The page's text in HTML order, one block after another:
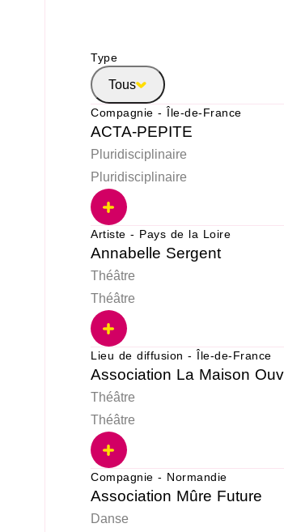
Type
Tous
Compagnie - Île-de-France
ACTA-PEPITE
Pluridisciplinaire
Pluridisciplinaire
Artiste - Pays de la Loire
Annabelle Sergent
Théâtre
Théâtre
Lieu de diffusion - Île-de-France
Association La Maison
Théâtre
Théâtre
Compagnie - Normandie
Association Mûre Future
Danse